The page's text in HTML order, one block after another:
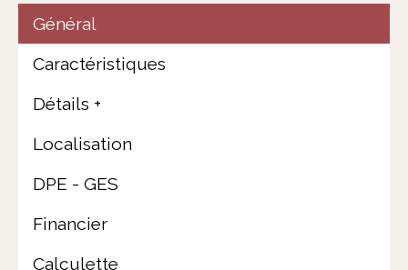
Général
Caractéristiques
Détails +
Localisation
DPE - GES
Financier
Calculette